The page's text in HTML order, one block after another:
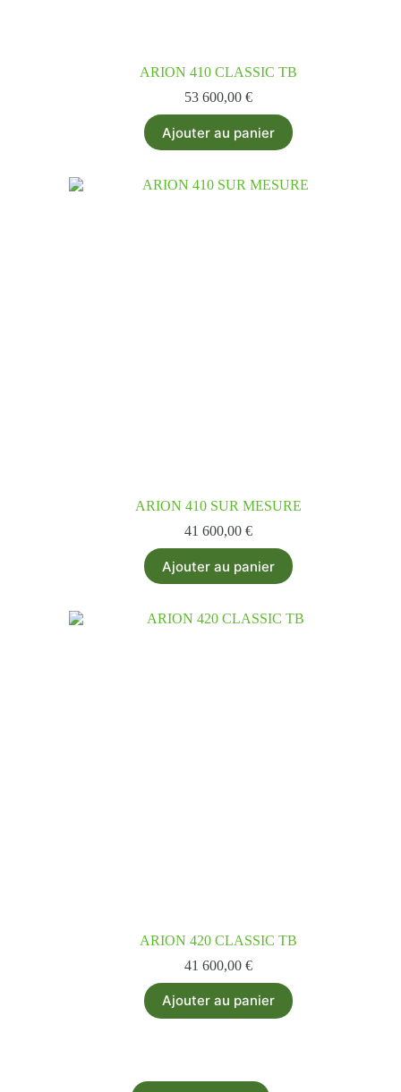
ARION 410 CLASSIC TB
53 600,00 €
Ajouter au panier
ARION 410 SUR MESURE
41 600,00 €
Ajouter au panier
ARION 420 CLASSIC TB
41 600,00 €
Ajouter au panier